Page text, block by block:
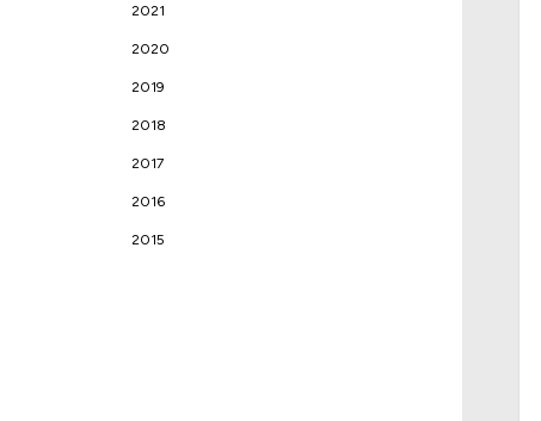
2021
2020
2019
2018
2017
2016
2015